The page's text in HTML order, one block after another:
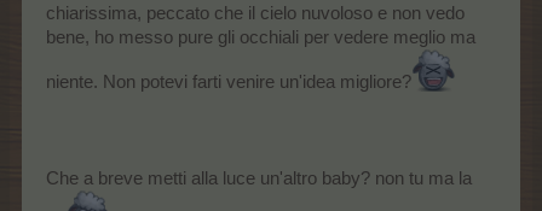
chiarissima, peccato che il cielo nuvoloso e non vedo
bene, ho messo pure gli occhiali per vedere meglio ma
niente. Non potevi farti venire un'idea migliore?
Che a breve metti alla luce un'altro baby? non tu ma la